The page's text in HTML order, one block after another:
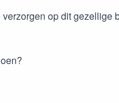
op dit gezellige